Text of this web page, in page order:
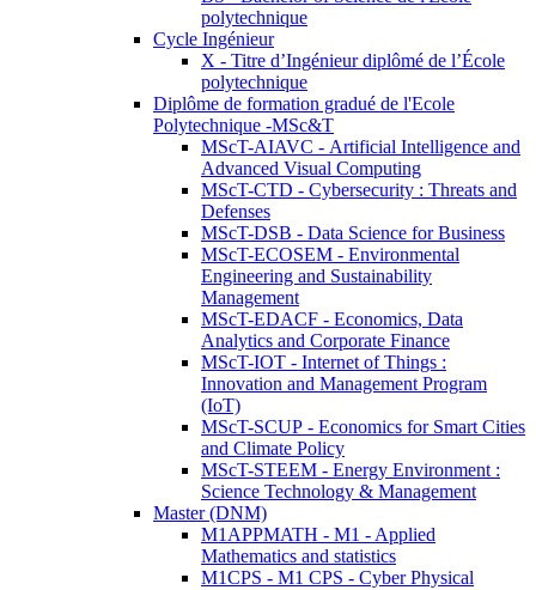
polytechnique
Cycle Ingénieur
X - Titre d’Ingénieur diplômé de l’École
polytechnique
Diplôme de formation gradué de l'Ecole
Polytechnique -MSc&T
MScT-AIAVC - Artificial Intelligence and
Advanced Visual Computing
MScT-CTD - Cybersecurity : Threats and
Defenses
MScT-DSB - Data Science for Business
MScT-ECOSEM - Environmental
Engineering and Sustainability
Management
MScT-EDACF - Economics, Data
Analytics and Corporate Finance
MScT-IOT - Internet of Things :
Innovation and Management Program
(IoT)
MScT-SCUP - Economics for Smart Cities
and Climate Policy
MScT-STEEM - Energy Environment :
Science Technology & Management
Master (DNM)
M1APPMATH - M1 - Applied
Mathematics and statistics
M1CPS - M1 CPS - Cyber Physical